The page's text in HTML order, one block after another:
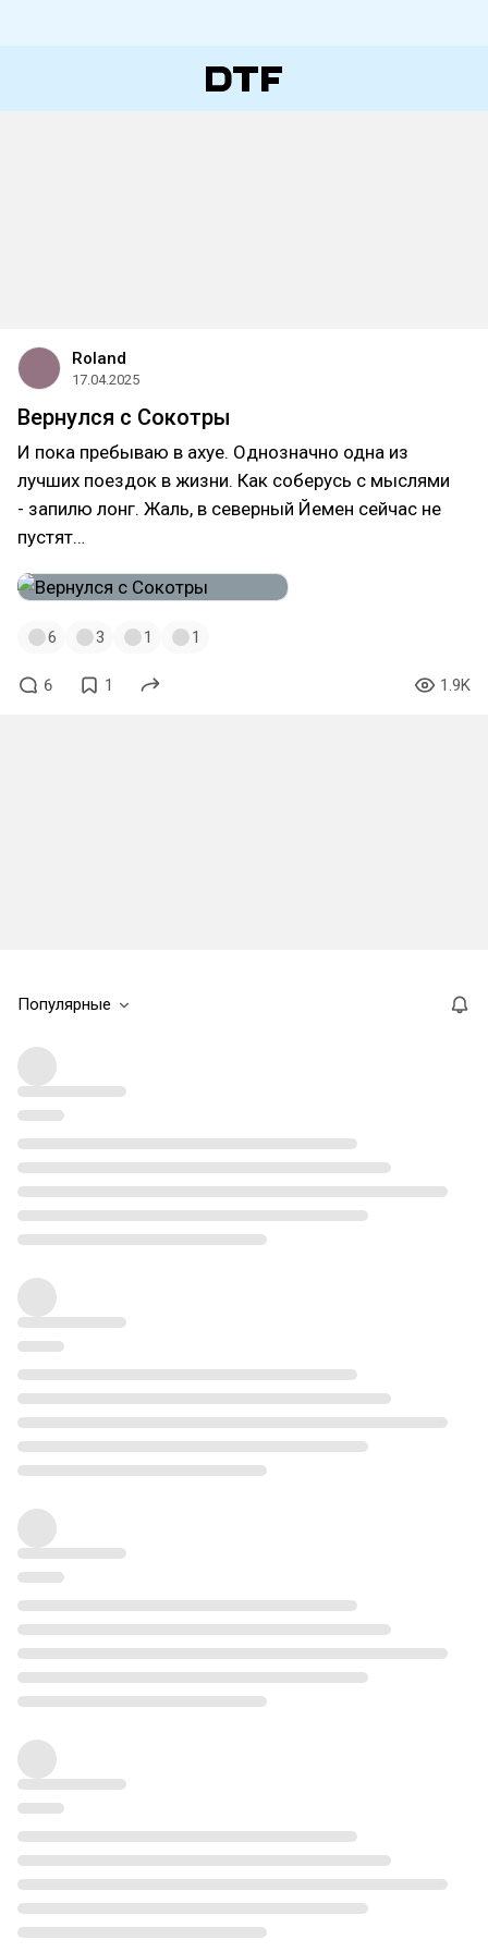
Roland
17.04.2025
Вернулся с Сокотры
И пока пребываю в ахуе. Однозначно одна из
лучших поездок в жизни. Как соберусь с мыслями
- запилю лонг. Жаль, в северный Йемен сейчас не
пустят…
6 3 1 1
6 1 1.9K
Популярные